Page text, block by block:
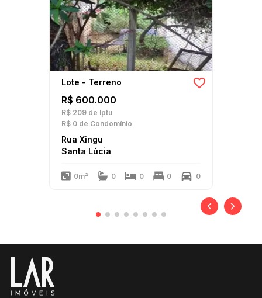
Lote - Terreno
R$ 600.000
R$ 209 de Iptu
R$ 0 de Condomínio
Rua Xingu
Santa Lúcia
0m² 0 0 0 0